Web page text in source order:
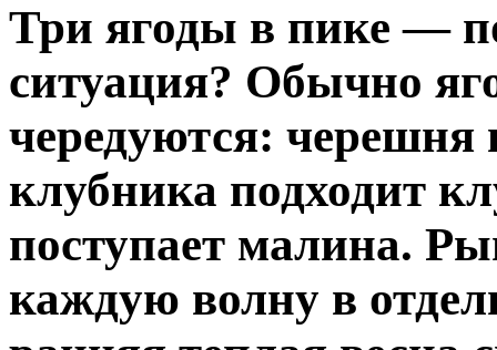
Три ягоды в пике —
ситуация? Обычно
чередуются: черешня
клубника подходит
поступает малина.
каждую волну в